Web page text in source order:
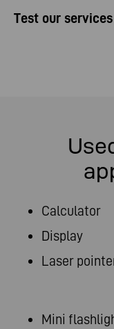
Test our
Calculator
Display
Laser
Mini